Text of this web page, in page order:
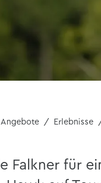
Angebote Erlebnisse
Falkner für